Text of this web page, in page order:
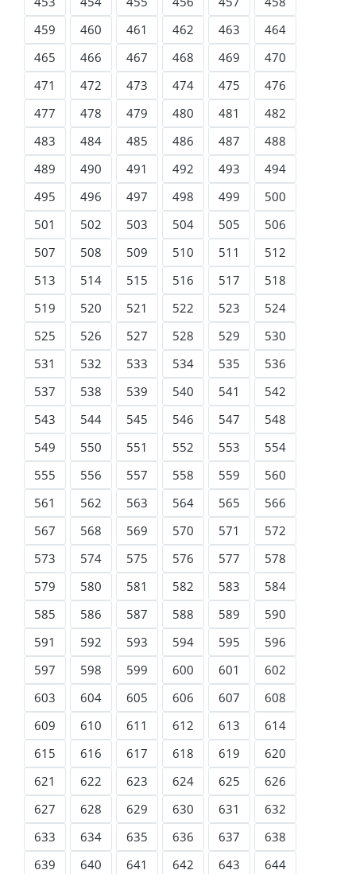
459
460 461 462 463
464
465
466 467 468 469
470
471
472 473 474 475
476
477
478 479 480 481
482
483
484 485 486 487
488
489
490 491 492 493
494
495
496 497 498 499
500
501
502 503 504 505
506
507
508 509 510 511
512
513
514 515 516 517
518
519
520 521 522 523
524
525
526 527 528 529
530
531
532 533 534 535
536
537
538 539 540 541
542
543
544 545 546 547
548
549
550 551 552 553
554
555
556 557 558 559
560
561
562 563 564 565
566
567
568 569 570 571
572
573
574 575 576 577
578
579
580 581 582 583
584
585
586 587 588 589
590
591
592 593 594 595
596
597
598 599 600 601
602
603
604 605 606 607
608
609
610 611 612 613
614
615
616 617 618 619
620
621
622 623 624 625
626
627
628 629 630 631
632
633
634 635 636 637
638
639
640 641 642 643
644